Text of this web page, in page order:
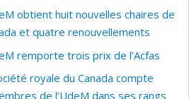
obtient huit nouvelles chaires de
et quatre renouvellements
remporte trois prix de l’Acfas
royale du Canada compte
de l’UdeM dans ses rangs